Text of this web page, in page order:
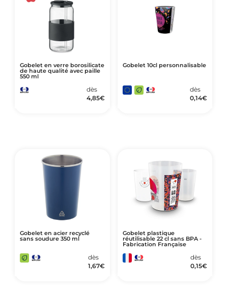
Gobelet en verre borosilicate
de haute qualité avec paille
550 ml
dès
4,85€
Gobelet 10cl personnalisable
dès
0,14€
Gobelet en acier recyclé
sans soudure 350 ml
dès
1,67€
Gobelet plastique
réutilisable 22 cl sans BPA -
Fabrication Française
dès
0,15€